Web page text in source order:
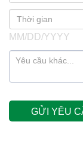
MM/DD/YYYY